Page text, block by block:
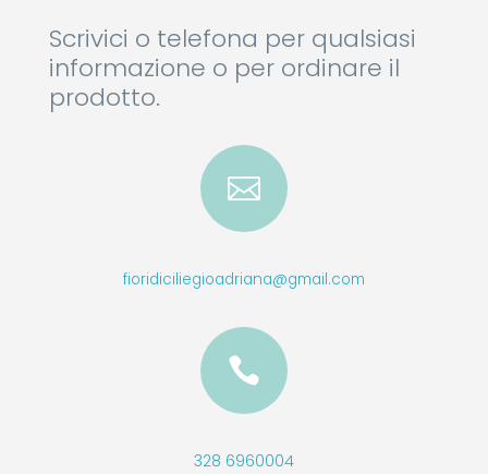
Scrivici o telefona per qualsiasi
informazione o per ordinare il
prodotto.

fioridiciliegioadriana@gmail.com

328 6960004